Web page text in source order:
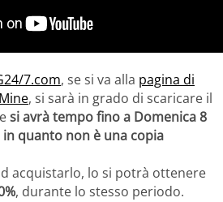
7.com, se si va alla pagina di
, si sarà in grado di scaricare il
si avrà tempo fino a Domenica 8
quanto non è una copia
acquistarlo, lo si potrà ottenere
, durante lo stesso periodo.